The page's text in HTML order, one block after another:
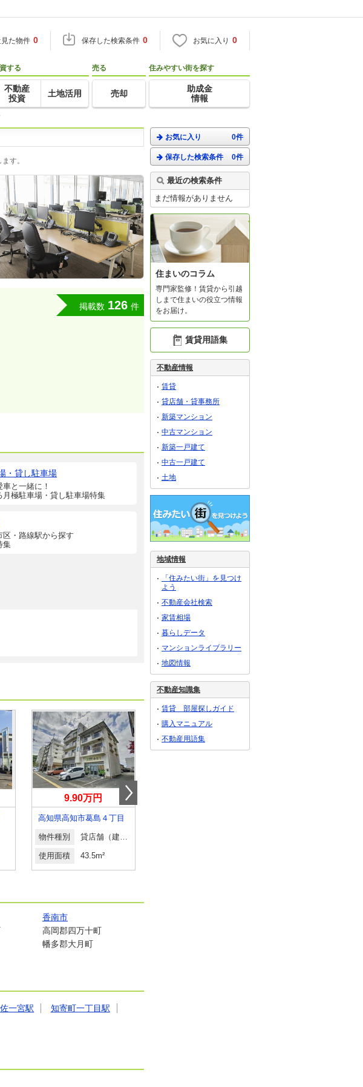
た物件 0 保存した検索条件 0 お気に入り 0
する
不動産
投資
土地活用
売る
売却
住みやすい街を探す
助成金
情報
す。
掲載数 126 件
・貸し駐車場
と一緒に！
月極駐車場・貸し駐車場特集
区・路線駅から探す
集
9.90万円
高知県高知市葛島４丁目
物件種別 貸店舗（建物一部）
使用面積 43.5m²
香南市
高岡郡四万十町
幡多郡大月町
一宮駅
知寄町一丁目駅
お気に入り 0件
保存した検索条件 0件
最近の検索条件
まだ情報がありません
住まいのコラム
専門家監修！賃貸から引越
しまで住まいの役立つ情報
をお届け。
賃貸用語集
不動産情報
賃貸
貸店舗・貸事務所
新築マンション
中古マンション
新築一戸建て
中古一戸建て
土地
地域情報
「住みたい街」を見つけ
よう
不動産会社検索
家賃相場
暮らしデータ
マンションライブラリー
地図情報
不動産知識集
賃貸 部屋探しガイド
購入マニュアル
不動産用語集